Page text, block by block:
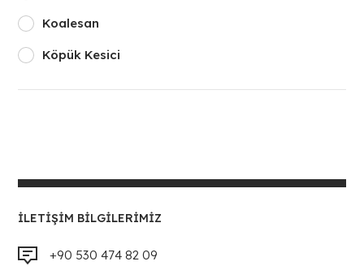
Koalesan
Köpük Kesici
İLETIŞIM BILGILERIMIZ
+90 530 474 82 09